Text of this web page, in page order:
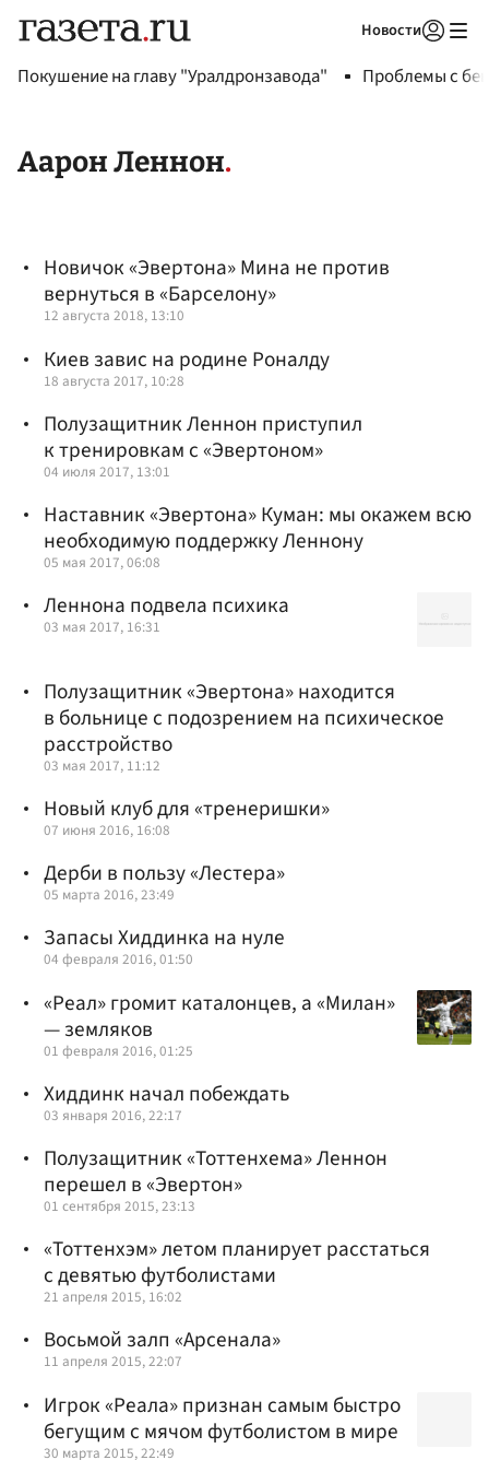
Новости
Покушение на главу "Уралдронзавода" Проблемы с
Аарон Леннон
Новичок «Эвертона» Мина не против
вернуться в «Барселону»
12 августа 2018, 13:10
Киев завис на родине Роналду
18 августа 2017, 10:28
Полузащитник Леннон приступил
к тренировкам с «Эвертоном»
04 июля 2017, 13:01
Наставник «Эвертона» Куман: мы окажем всю
необходимую поддержку Леннону
05 мая 2017, 06:08
Леннона подвела психика
03 мая 2017, 16:31
Полузащитник «Эвертона» находится
в больнице с подозрением на психическое
расстройство
03 мая 2017, 11:12
Новый клуб для «тренеришки»
07 июня 2016, 16:08
Дерби в пользу «Лестера»
05 марта 2016, 23:49
Запасы Хиддинка на нуле
04 февраля 2016, 01:50
«Реал» громит каталонцев, а «Милан»
— земляков
01 февраля 2016, 01:25
Хиддинк начал побеждать
03 января 2016, 22:17
Полузащитник «Тоттенхема» Леннон
перешел в «Эвертон»
01 сентября 2015, 23:13
«Тоттенхэм» летом планирует расстаться
с девятью футболистами
21 апреля 2015, 16:02
Восьмой залп «Арсенала»
11 апреля 2015, 22:07
Игрок «Реала» признан самым быстро
бегущим с мячом футболистом в мире
30 марта 2015, 22:49